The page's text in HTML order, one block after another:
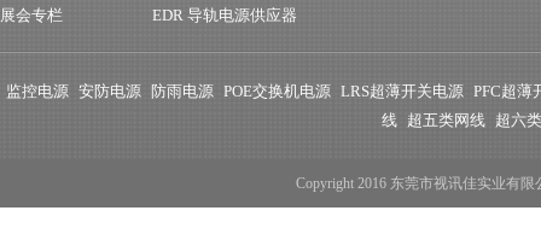
展会专栏
EDR 导轨电源供应器
监控电源 安防电源 防雨电源 POE交换机电源 LRS超薄开关电源 PFC超薄
线 超五类网线 超六
Copyright 2016 东莞市视讯佳实业有